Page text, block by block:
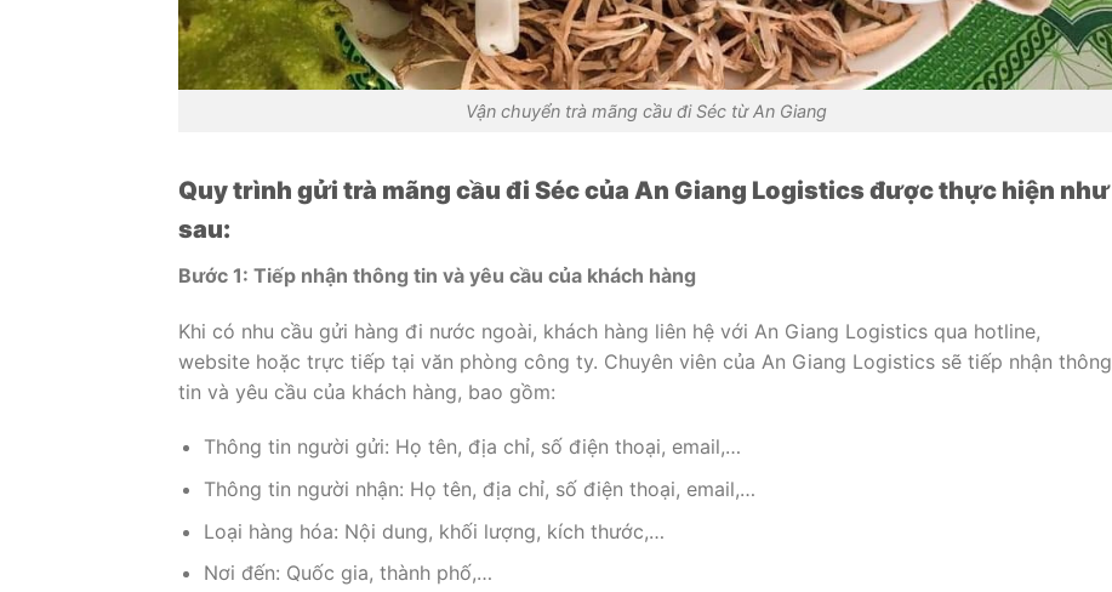
Vận chuyển trà mãng cầu đi Séc từ An Giang
Quy trình gửi trà mãng cầu đi Séc của An Giang Logistics được thực hiện như
sau:
Bước 1: Tiếp nhận thông tin và yêu cầu của khách hàng
Khi có nhu cầu gửi hàng đi nước ngoài, khách hàng liên hệ với An Giang Logistics qua hotline,
website hoặc trực tiếp tại văn phòng công ty. Chuyên viên của An Giang Logistics sẽ tiếp nhận thông
tin và yêu cầu của khách hàng, bao gồm:
Thông tin người gửi: Họ tên, địa chỉ, số điện thoại, email,…
Thông tin người nhận: Họ tên, địa chỉ, số điện thoại, email,…
Loại hàng hóa: Nội dung, khối lượng, kích thước,…
Nơi đến: Quốc gia, thành phố,…